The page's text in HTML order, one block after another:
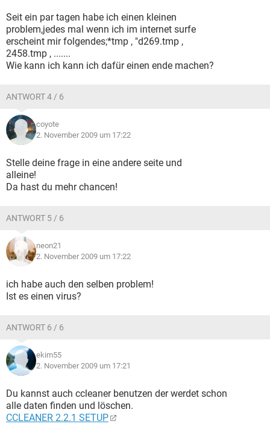
Seit ein par tagen habe ich einen kleinen
problem,jedes mal wenn ich im internet surfe
erscheint mir folgendes;*tmp , "d269.tmp ,
2458.tmp , .......
Wie kann ich kann ich dafür einen ende machen?
ANTWORT 4 / 6
coyote
2. November 2009 um 17:22
Stelle deine frage in eine andere seite und
alleine!
Da hast du mehr chancen!
ANTWORT 5 / 6
neon21
2. November 2009 um 17:22
ich habe auch den selben problem!
Ist es einen virus?
ANTWORT 6 / 6
ekim55
2. November 2009 um 17:21
Du kannst auch ccleaner benutzen der werdet schon
alle daten finden und löschen.
CCLEANER 2.2.1 SETUP